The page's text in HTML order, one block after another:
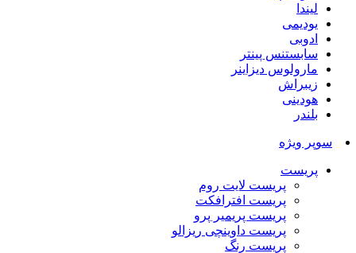
لیندا
یودیمی
ادوبی
سابستنس پینتر
مارولوس دیزاینر
زیبراش
هودینی
بلندر
سوپر ویژه
پریست
پریست لایت روم
پریست افترافکت
پریست پریمیر پرو
پریست داوینچی ریزالو
پریست رنگ